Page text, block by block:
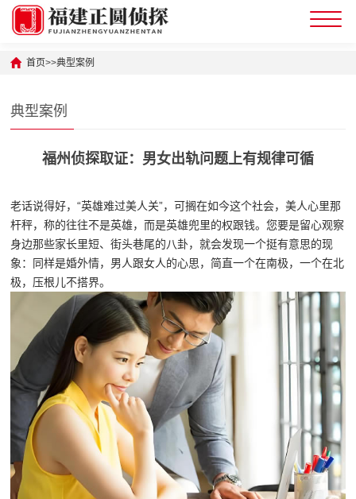
首页>>典型案例
典型案例
福州侦探取证：男女出轨问题上有规律可循
老话说得好，“英雄难过美人关”，可搁在如今这个社会，美人心里那
杆秤，称的往往不是英雄，而是英雄兜里的权跟钱。您要是留心观察
身边那些家长里短、街头巷尾的八卦，就会发现一个挺有意思的现
象：同样是婚外情，男人跟女人的心思，简直一个在南极，一个在北
极，压根儿不搭界。